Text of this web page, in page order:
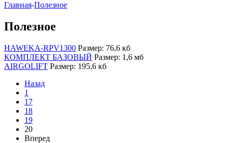
Главная-Полезное
Полезное
HAWEKA-RPV1300 Размер: 76,6 кб
КОМПЛЕКТ БАЗОВЫЙ Размер: 1,6 мб
AIRGOLIFT Размер: 195,6 кб
Назад
1
17
18
19
20
Вперед